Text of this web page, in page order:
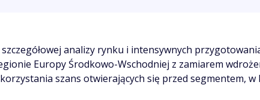
analizy rynku i intensywnych
Europy Środkowo-Wschodniej z zamiarem
szans otwierających się przed segmentem, w